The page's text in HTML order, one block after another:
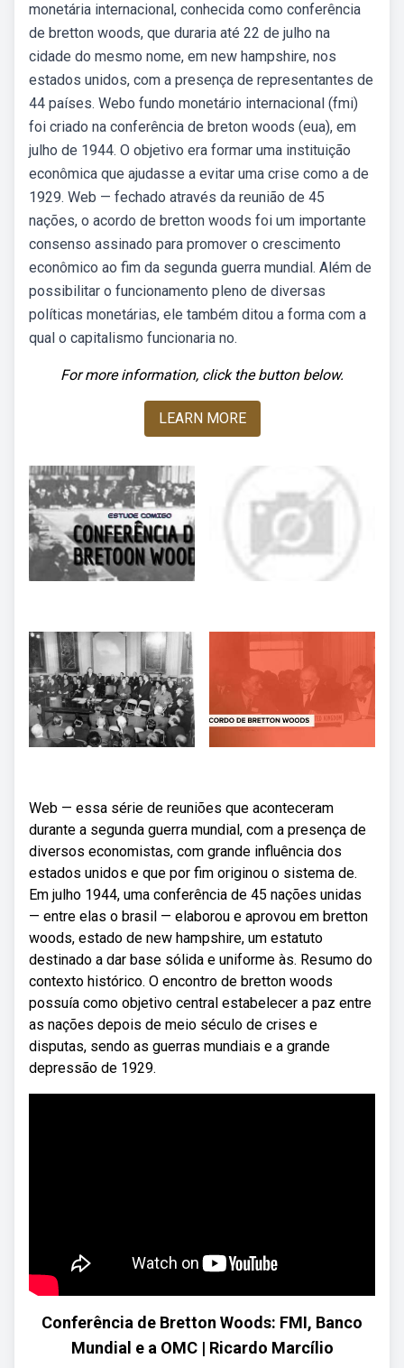
monetária internacional, conhecida como conferência
de bretton woods, que duraria até 22 de julho na
cidade do mesmo nome, em new hampshire, nos
estados unidos, com a presença de representantes de
44 países. Webo fundo monetário internacional (fmi)
foi criado na conferência de breton woods (eua), em
julho de 1944. O objetivo era formar uma instituição
econômica que ajudasse a evitar uma crise como a de
1929. Web — fechado através da reunião de 45
nações, o acordo de bretton woods foi um importante
consenso assinado para promover o crescimento
econômico ao fim da segunda guerra mundial. Além de
possibilitar o funcionamento pleno de diversas
políticas monetárias, ele também ditou a forma com a
qual o capitalismo funcionaria no.
For more information, click the button below.
LEARN MORE
Web — essa série de reuniões que aconteceram
durante a segunda guerra mundial, com a presença de
diversos economistas, com grande influência dos
estados unidos e que por fim originou o sistema de.
Em julho 1944, uma conferência de 45 nações unidas
— entre elas o brasil — elaborou e aprovou em bretton
woods, estado de new hampshire, um estatuto
destinado a dar base sólida e uniforme às. Resumo do
contexto histórico. O encontro de bretton woods
possuía como objetivo central estabelecer a paz entre
as nações depois de meio século de crises e
disputas, sendo as guerras mundiais e a grande
depressão de 1929.
Conferência de Bretton Woods: FMI, Banco
Mundial e a OMC | Ricardo Marcílio